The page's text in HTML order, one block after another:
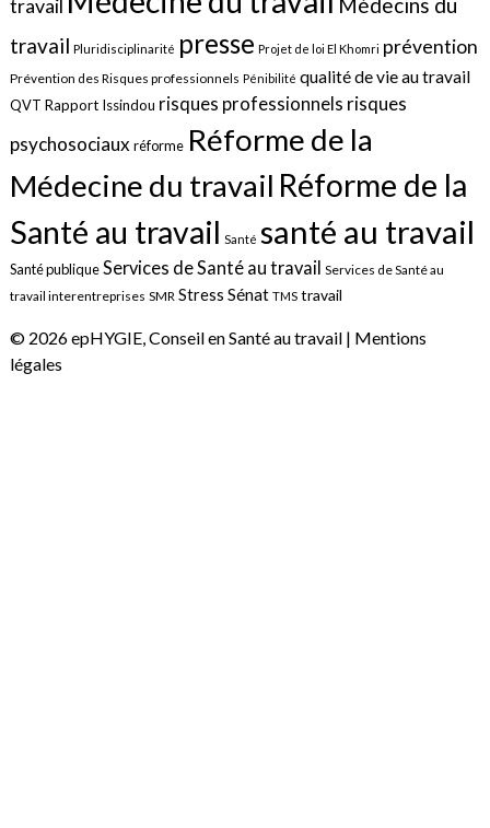
travail
Médecins du
travail Pluridisciplinarité presse Projet de loi El Khomri prévention
Prévention des Risques professionnels Pénibilité qualité de vie au travail
QVT Rapport Issindou risques professionnels risques
psychosociauxréforme Réforme de la
Médecine du travail Réforme de la
Santé au travail Santé santé au travail
Santé publiqueServices de Santé au travail Services de Santé au
travail interentreprises SMR Stress Sénat TMS travail
© 2026 epHYGIE, Conseil en Santé au travail | Mentions
légales